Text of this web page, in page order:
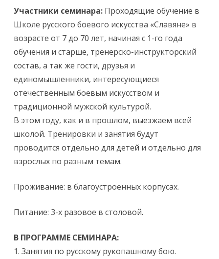
Участники семинара: Проходящие обучение в
Школе русского боевого искусства «Славяне» в
возрасте от 7 до 70 лет, начиная с 1-го года
обучения и старше, тренерско-инструкторский
состав, а так же гости, друзья и
единомышленники, интересующиеся
отечественным боевым искусством и
традиционной мужской культурой.
В этом году, как и в прошлом, выезжаем всей
школой. Тренировки и занятия будут
проводится отдельно для детей и отдельно для
взрослых по разным темам.
Проживание: в благоустроенных корпусах.
Питание: 3-х разовое в столовой.
В ПРОГРАММЕ СЕМИНАРА:
1. Занятия по русскому рукопашному бою.